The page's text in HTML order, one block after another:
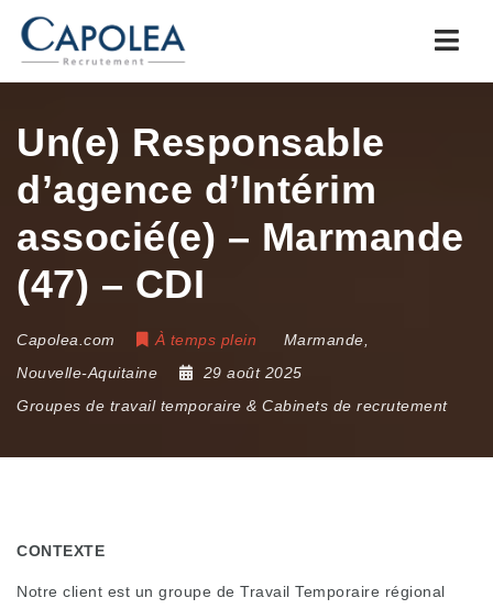
Un(e) Responsable
d’agence d’Intérim
associé(e) – Marmande
(47) – CDI
Capolea.com À temps plein Marmande
Nouvelle-Aquitaine
29 août 2025
Groupes de travail temporaire & Cabinets de recrutement
CONTEXTE
Notre client est un groupe de Travail Temporaire régional